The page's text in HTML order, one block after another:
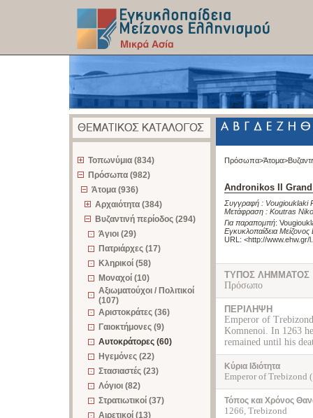
Τοπωνύμια (834)
Πρόσωπα (982)
Άτομα (936)
Αρχαιότητα (384)
Βυζαντινή περίοδος (294)
Άγιοι (29)
Πατριάρχες (17)
Κληρικοί (58)
Μοναχοί (10)
Αξιωματούχοι / Πολιτικοί
(107)
Αριστοκράτες (36)
Γαιοκτήμονες (9)
Αυτοκράτορες (60)
Ηγεμόνες (22)
Στασιαστές (23)
Λόγιοι (82)
Στρατιωτικοί (37)
Αιρετικοί (13)
Πρόσωπα>Άτομα>
Andronikos II
Συγγραφή : Vougiouklaki
Μετάφραση : Koutras
Για παραπομπή:
Εγκυκλοπαίδεια
URL: <http://www.ehw.gr/
ΤΥΠΟΣ ΛΗΜΜΑΤΟΣ
Πρόσωπο
ΠΕΡΙΛΗΨΗ
Emperor of
Komnenoi. In 1263
remained until his
Κύρια Ιδιότητα
Emperor of Trebizond
Τόπος και Χρόνος
1266, Trebizond